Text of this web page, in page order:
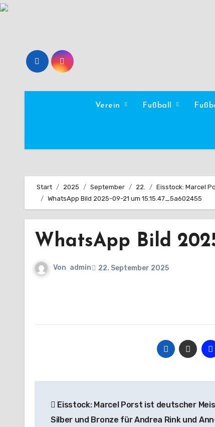
Zum
Verein Fußball
Start 2025 September 22.
Eisstock: Marcel
WhatsApp Bild 2025-09-21 um 15.15.47_5a602455
WhatsApp Bild
Von admin 22. September 2025
Eisstock: Marcel Porst ist deutscher
Silber und Bronze für Andrea Rink und